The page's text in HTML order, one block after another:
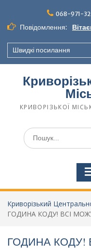
068-971-
Повідомлення:
Швидкі посилання
КРИВОРІЗЬКОЇ
Криворізький
ГОДИНА КОДУ! ВСІ
ГОДИНА КОДУ!